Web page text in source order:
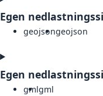
Egen
geojsongeojson
Egen
gmlgml